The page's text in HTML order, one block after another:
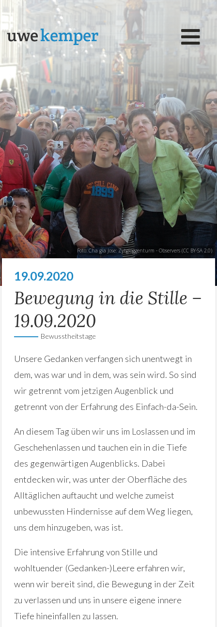
Foto: Cha gia Jose: Zytgloggenturm - Observers (CC BY-SA 2.0)
19.09.2020
Bewegung in die Stille –
19.09.2020
Bewusstheitstage
Unsere Gedanken verfangen sich unentwegt in
dem, was war und in dem, was sein wird. So sind
wir getrennt vom jetzigen Augenblick und
getrennt von der Erfahrung des Einfach-da-Sein.
An diesem Tag üben wir uns im Loslassen und im
Geschehenlassen und tauchen ein in die Tiefe
des gegenwärtigen Augenblicks. Dabei
entdecken wir, was unter der Oberfläche des
Alltäglichen auftaucht und welche zumeist
unbewussten Hindernisse auf dem Weg liegen,
uns dem hinzugeben, was ist.
Die intensive Erfahrung von Stille und
wohltuender (Gedanken-)Leere erfahren wir,
wenn wir bereit sind, die Bewegung in der Zeit
zu verlassen und uns in unsere eigene innere
Tiefe hineinfallen zu lassen.